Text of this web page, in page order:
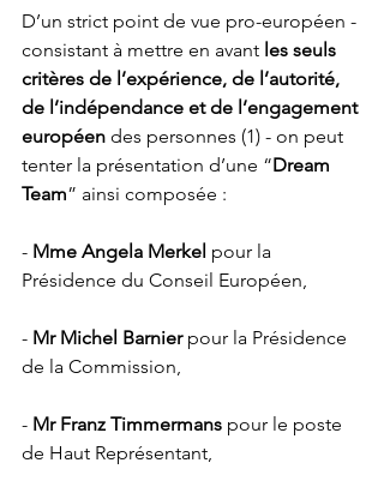
D’un strict point de vue pro-européen -
consistant à mettre en avant les seuls
critères de l’expérience, de l’autorité,
de l’indépendance et de l’engagement
européen des personnes (1) - on peut
tenter la présentation d’une “Dream
Team” ainsi composée :
- Mme Angela Merkel pour la
Présidence du Conseil Européen,
- Mr Michel Barnier pour la Présidence
de la Commission,
- Mr Franz Timmermans pour le poste
de Haut Représentant,